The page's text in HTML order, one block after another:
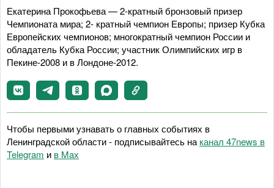
Екатерина Прокофьева — 2-кратный бронзовый призер
Чемпионата мира; 2- кратный чемпион Европы; призер Кубка
Европейских чемпионов; многократный чемпион России и
обладатель Кубка России; участник Олимпийских игр в
Пекине-2008 и в Лондоне-2012.
Чтобы первыми узнавать о главных событиях в
Ленинградской области - подписывайтесь на канал 47news в
Telegram и в Maх